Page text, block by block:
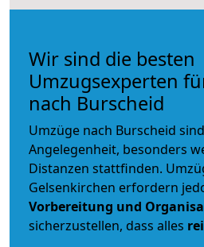
Wir sind die besten
Umzugsexperten
nach Burscheid
Umzüge nach Burscheid
Angelegenheit, besonders
Distanzen stattfinden.
Gelsenkirchen erfordern
Vorbereitung und
sicherzustellen, dass alles